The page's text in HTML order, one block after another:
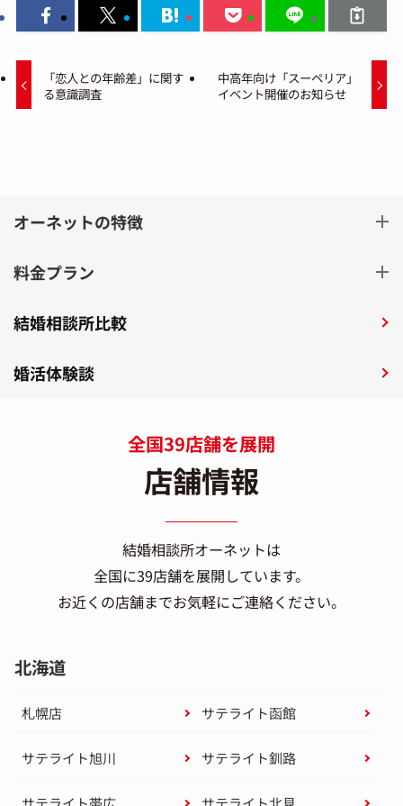
「恋人との年齢差」に関す
る意識調査
中高年向け「スーペリア」
イベント開催のお知らせ
オーネットの特徴
料金プラン
結婚相談所比較
婚活体験談
全国39店舗を展開
店舗情報
結婚相談所オーネットは
全国に39店舗を展開しています。
お近くの店舗までお気軽にご連絡ください。
北海道
札幌店 サテライト函館
サテライト旭川 サテライト釧路